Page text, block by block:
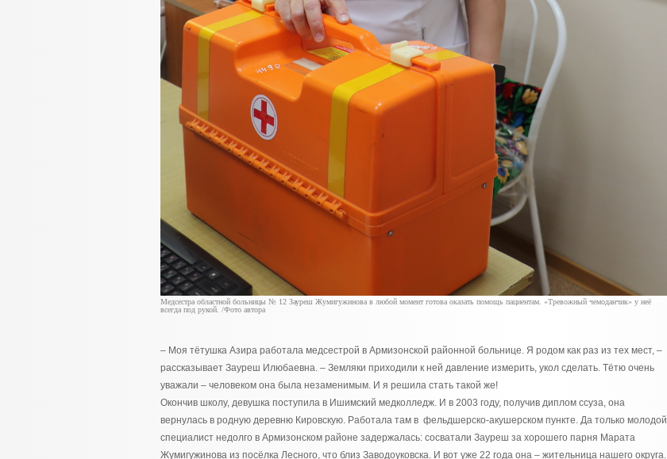
Медсестра областной больницы № 12 Зауреш Жумигужинова в любой момент готова оказать помощь пациентам. «Тревожный чемоданчик» у неё
всегда под рукой. /Фото автора
– Моя тётушка Азира работала медсестрой в Армизонской районной больнице. Я родом как раз из тех мест, –
рассказывает Зауреш Илюбаевна. – Земляки приходили к ней давление измерить, укол сделать. Тётю очень
уважали – человеком она была незаменимым. И я решила стать такой же!
Окончив школу, девушка поступила в Ишимский медколледж. И в 2003 году, получив диплом ссуза, она
вернулась в родную деревню Кировскую. Работала там в фельдшерско-акушерском пункте. Да только молодой
специалист недолго в Армизонском районе задержалась: сосватали Зауреш за хорошего парня Марата
Жумигужинова из посёлка Лесного, что близ Заводоуковска. И вот уже 22 года она – жительница нашего округа.